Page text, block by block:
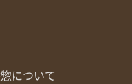
について